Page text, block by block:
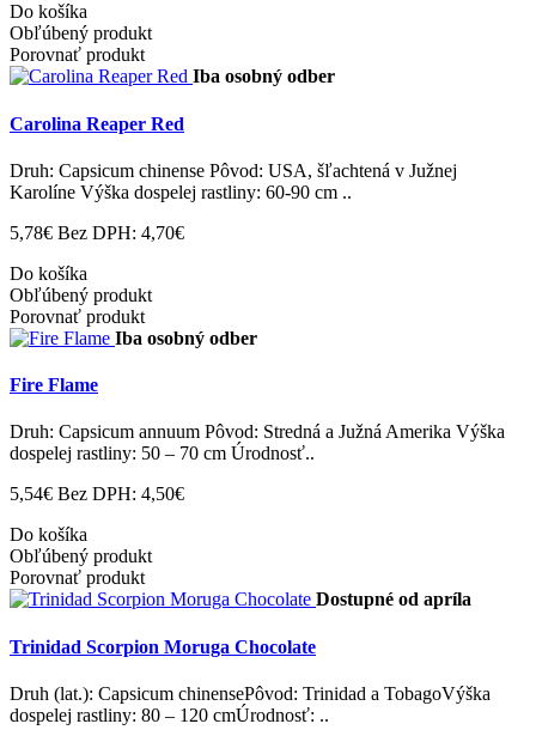
Do košíka
Obľúbený produkt
Porovnať produkt
Iba osobný odber
Carolina Reaper Red
Druh: Capsicum chinense Pôvod: USA, šľachtená v Južnej
Karolíne Výška dospelej rastliny: 60-90 cm ..
5,78€ Bez DPH: 4,70€
Do košíka
Obľúbený produkt
Porovnať produkt
Iba osobný odber
Fire Flame
Druh: Capsicum annuum Pôvod: Stredná a Južná Amerika Výška
dospelej rastliny: 50 – 70 cm Úrodnosť..
5,54€ Bez DPH: 4,50€
Do košíka
Obľúbený produkt
Porovnať produkt
Dostupné od apríla
Trinidad Scorpion Moruga Chocolate
Druh (lat.): Capsicum chinensePôvod: Trinidad a TobagoVýška
dospelej rastliny: 80 – 120 cmÚrodnosť: ..